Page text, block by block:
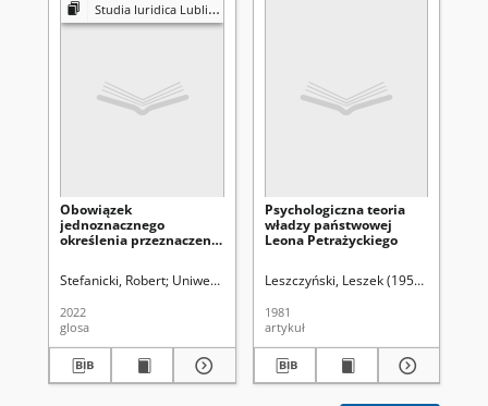
Studia Iuridica Lublinensia
Obowiązek
jednoznacznego
określenia przeznaczenia
kontekście interpretacji
szerokim zakresie
znaczeniowym. Glosa do
wyroku NSA z dnia 13
lutego 2020 r., II OSK
893/18
Stefanicki, Robert Uniwersytet Marii Curie-Skłodowskiej (Lublin).
2022
glosa
Psychologiczna teoria
władzy państwowej
Leona Petrażyckiego
Leszczyński, Leszek (1952- ).
1981
artykuł